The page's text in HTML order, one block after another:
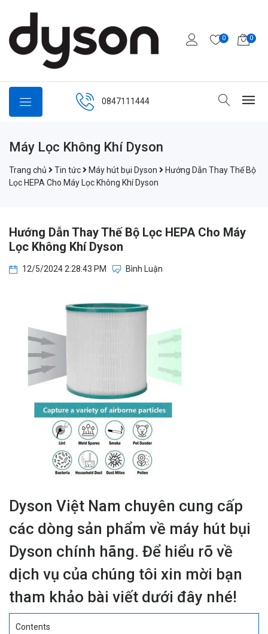
0 0
0847111444
Máy Lọc Không Khí Dyson
Trang chủ Tin tức Máy hút bụi Dyson
Hướng Dẫn Thay Thế Bộ
Lọc HEPA Cho Máy Lọc Không Khí Dyson
Hướng Dẫn Thay Thế Bộ Lọc HEPA Cho Máy
Lọc Không Khí Dyson
12/5/2024 2:28:43 PM Bình Luận
Dyson Việt Nam chuyên cung cấp
các dòng sản phẩm về máy hút bụi
Dyson chính hãng. Để hiểu rõ về
dịch vụ của chúng tôi xin mời bạn
tham khảo bài viết dưới đây nhé!
Contents